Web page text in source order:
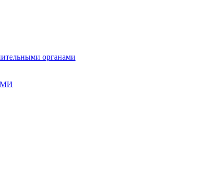
органами